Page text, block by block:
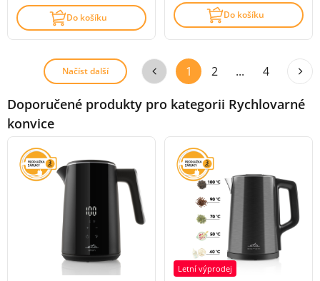
Do košíku Do košíku
Načíst další 1 2 ... 4
Doporučené produkty pro kategorii Rychlovarné
konvice
Letní výprodej